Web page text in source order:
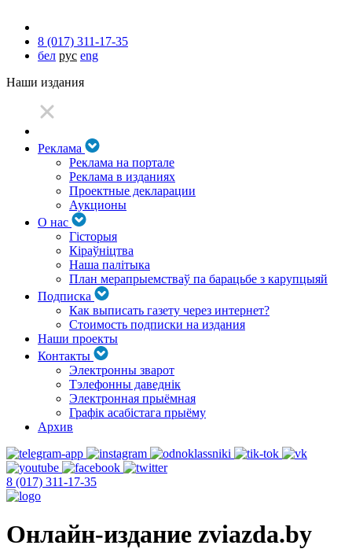
8 (017) 311-17-35
бел рус eng
Наши издания
Реклама
Реклама на портале
Реклама в изданиях
Проектные декларации
Аукционы
О нас
Гісторыя
Кіраўніцтва
Наша палітыка
План мерапрыемстваў па барацьбе з карупцыяй
Подписка
Как выписать газету через интернет?
Стоимость подписки на издания
Наши проекты
Контакты
Электронны зварот
Тэлефонны даведнік
Электронная прыёмная
Графік асабістага прыёму
Архив
8 (017) 311-17-35
Онлайн-издание zviazda.by